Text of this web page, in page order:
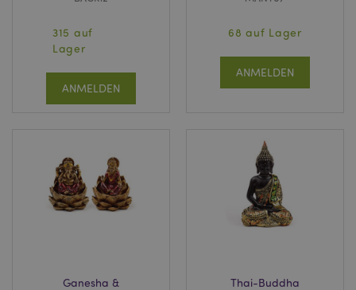
315 auf
Lager
ANMELDEN
68 auf Lager
ANMELDEN
Ganesha &
Thai-Buddha